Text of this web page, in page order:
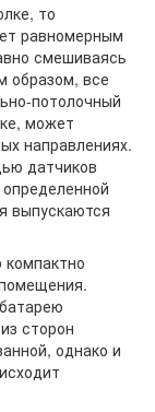
то
равномерным
смешиваясь
образом, все
потолочный
может
направлениях.
датчиков
выпускаются
компактно
сторон
однако и